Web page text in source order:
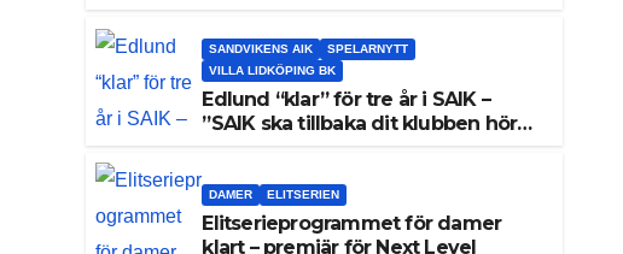
SANDVIKENS AIK
SPELARNYTT
VILLA LIDKÖPING BK
Edlund “klar” för tre år i SAIK –
”SAIK ska tillbaka dit klubben hör
DAMER ELITSERIEN
Elitserieprogrammet för damer
klart – premiär för Next Level